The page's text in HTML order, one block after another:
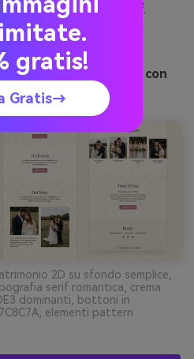
benissimo ai titoli serif.
testo e icone per
pagina.
damask generato con
2D su sfondo semplice,
serif romantica, crema
dominanti, bottoni in
elementi pattern
gratis!
Gratis→